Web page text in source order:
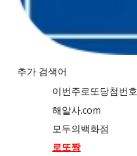
추가 검색어
이번주로또당첨번호
해알사.com
모두의백화점
로또짱